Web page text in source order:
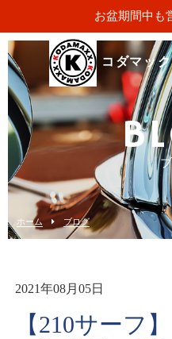
お盆期間中も
コダマッ
ホーム ブログ
2021年08月05日
【210サーフ